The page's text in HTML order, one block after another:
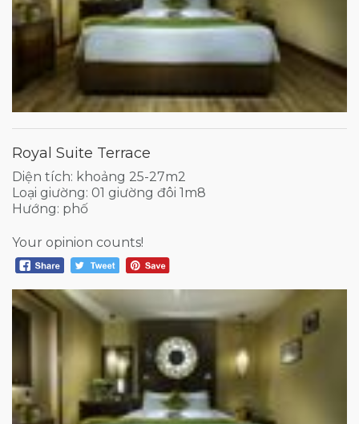
Royal Suite Terrace
Diện tích: khoảng 25-27m2
Loại giường: 01 giường đôi 1m8
Hướng: phố
Your opinion counts!